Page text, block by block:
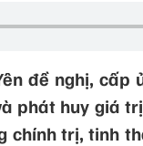
đề nghị, cấp
phát huy giá
chính trị, tinh